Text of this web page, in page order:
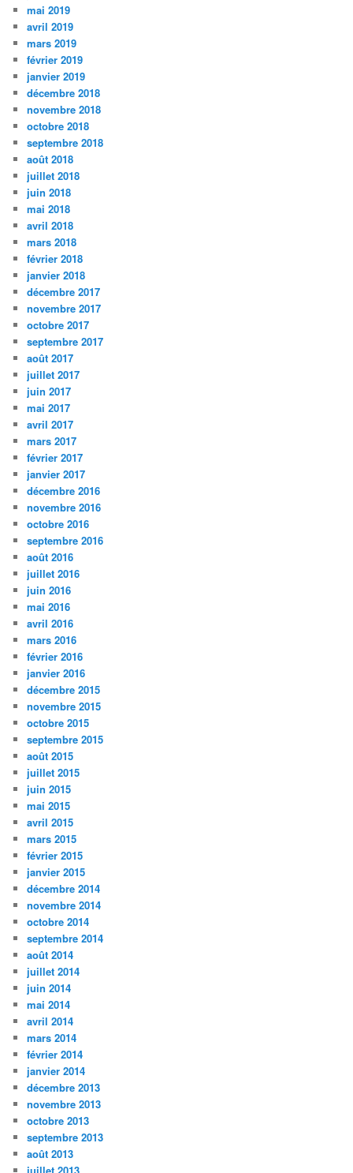
mai 2019
avril 2019
mars 2019
février 2019
janvier 2019
décembre 2018
novembre 2018
octobre 2018
septembre 2018
août 2018
juillet 2018
juin 2018
mai 2018
avril 2018
mars 2018
février 2018
janvier 2018
décembre 2017
novembre 2017
octobre 2017
septembre 2017
août 2017
juillet 2017
juin 2017
mai 2017
avril 2017
mars 2017
février 2017
janvier 2017
décembre 2016
novembre 2016
octobre 2016
septembre 2016
août 2016
juillet 2016
juin 2016
mai 2016
avril 2016
mars 2016
février 2016
janvier 2016
décembre 2015
novembre 2015
octobre 2015
septembre 2015
août 2015
juillet 2015
juin 2015
mai 2015
avril 2015
mars 2015
février 2015
janvier 2015
décembre 2014
novembre 2014
octobre 2014
septembre 2014
août 2014
juillet 2014
juin 2014
mai 2014
avril 2014
mars 2014
février 2014
janvier 2014
décembre 2013
novembre 2013
octobre 2013
septembre 2013
août 2013